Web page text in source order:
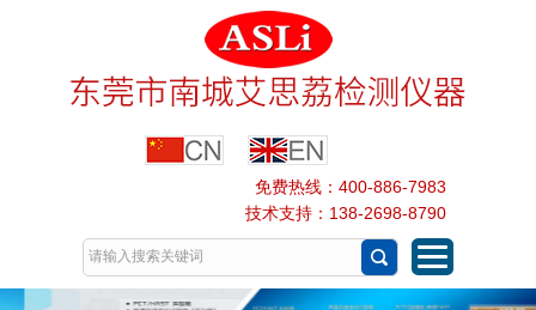
免费热线：400-886-7983
技术支持：138-2698-8790